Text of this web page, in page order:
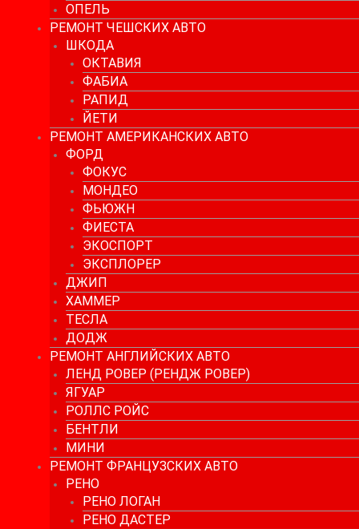
ОПЕЛЬ
РЕМОНТ ЧЕШСКИХ АВТО
ШКОДА
ОКТАВИЯ
ФАБИА
РАПИД
ЙЕТИ
РЕМОНТ АМЕРИКАНСКИХ АВТО
ФОРД
ФОКУС
МОНДЕО
ФЬЮЖН
ФИЕСТА
ЭКОСПОРТ
ЭКСПЛОРЕР
ДЖИП
ХАММЕР
ТЕСЛА
ДОДЖ
РЕМОНТ АНГЛИЙСКИХ АВТО
ЛЕНД РОВЕР (РЕНДЖ РОВЕР)
ЯГУАР
РОЛЛС РОЙС
БЕНТЛИ
МИНИ
РЕМОНТ ФРАНЦУЗСКИХ АВТО
РЕНО
РЕНО ЛОГАН
РЕНО ДАСТЕР